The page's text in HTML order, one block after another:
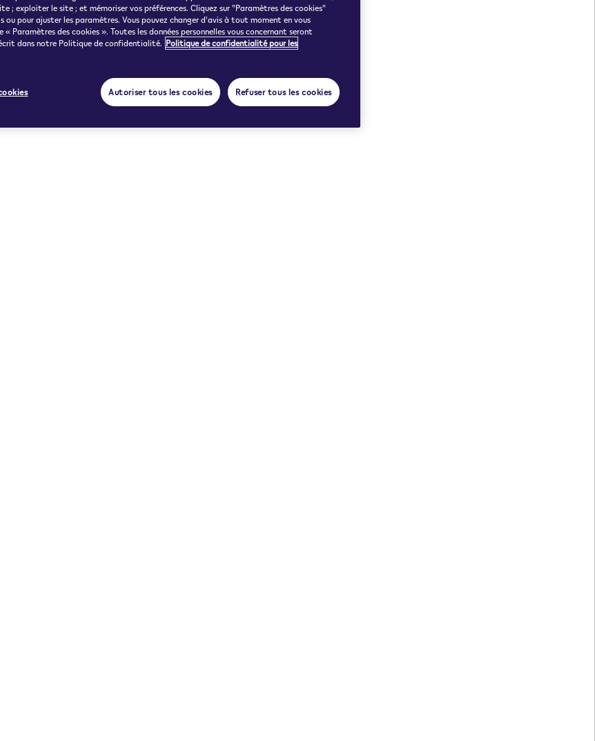
; exploiter le site ; et mémoriser vos préférences. Cliquez sur "Paramètres des cookies"
ou pour ajuster les paramètres. Vous pouvez changer d'avis à tout moment en vous
« Paramètres des cookies ». Toutes les données personnelles vous concernant seront
dans notre Politique de confidentialité. Politique de confidentialité pour les
Autoriser tous les cookies Refuser tous les cookies